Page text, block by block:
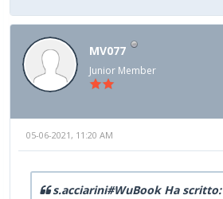
MV077
Junior Member
05-06-2021, 11:20 AM
s.acciarini#WuBook Ha scritto: